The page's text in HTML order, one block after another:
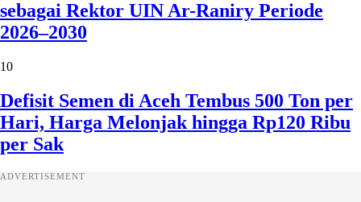
sebagai Rektor UIN Ar-Raniry Periode
2026–2030
10
Defisit Semen di Aceh Tembus 500 Ton per
Hari, Harga Melonjak hingga Rp120 Ribu
per Sak
ADVERTISEMENT